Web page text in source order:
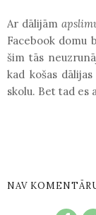
Ar dālijām
Facebook domu
šim tās
kad košas
skolu. Bet tad es
NAV